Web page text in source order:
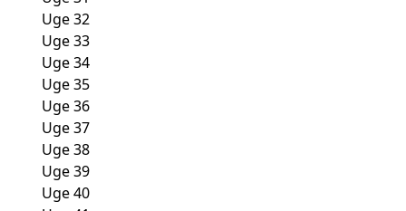
Uge 32
Uge 33
Uge 34
Uge 35
Uge 36
Uge 37
Uge 38
Uge 39
Uge 40